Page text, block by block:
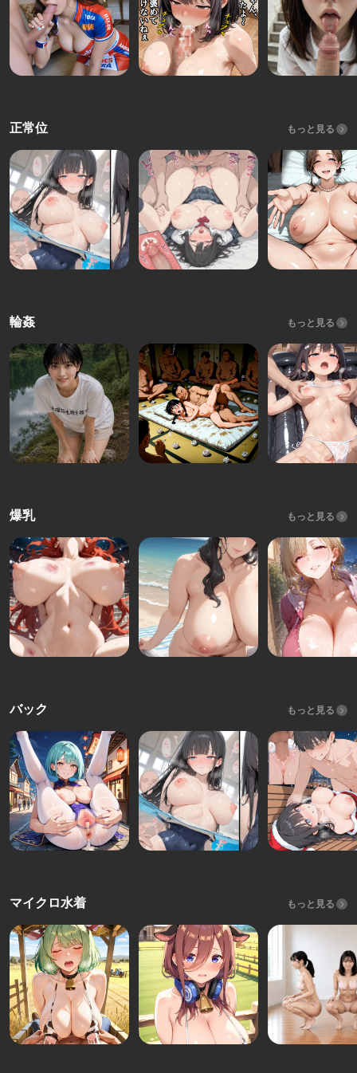
正常位 もっと見る
輪姦 もっと見る
爆乳 もっと見る
バック もっと見る
マイクロ水着 もっと見る